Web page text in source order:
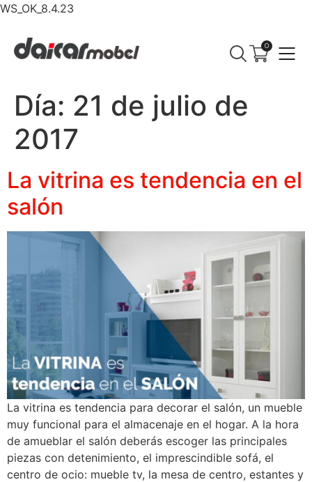
WS_OK_8.4.23
0
Día: 21 de julio de
2017
La vitrina es tendencia en el
salón
La vitrina es tendencia para decorar el salón, un mueble
muy funcional para el almacenaje en el hogar. A la hora
de amueblar el salón deberás escoger las principales
piezas con detenimiento, el imprescindible sofá, el
centro de ocio: mueble tv, la mesa de centro, estantes y